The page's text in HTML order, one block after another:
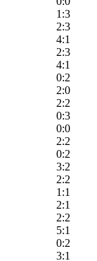
1:3
2:3
4:1
2:3
4:1
0:2
2:0
2:2
0:3
0:0
2:2
0:2
3:2
2:2
1:1
2:1
2:2
5:1
0:2
3:1